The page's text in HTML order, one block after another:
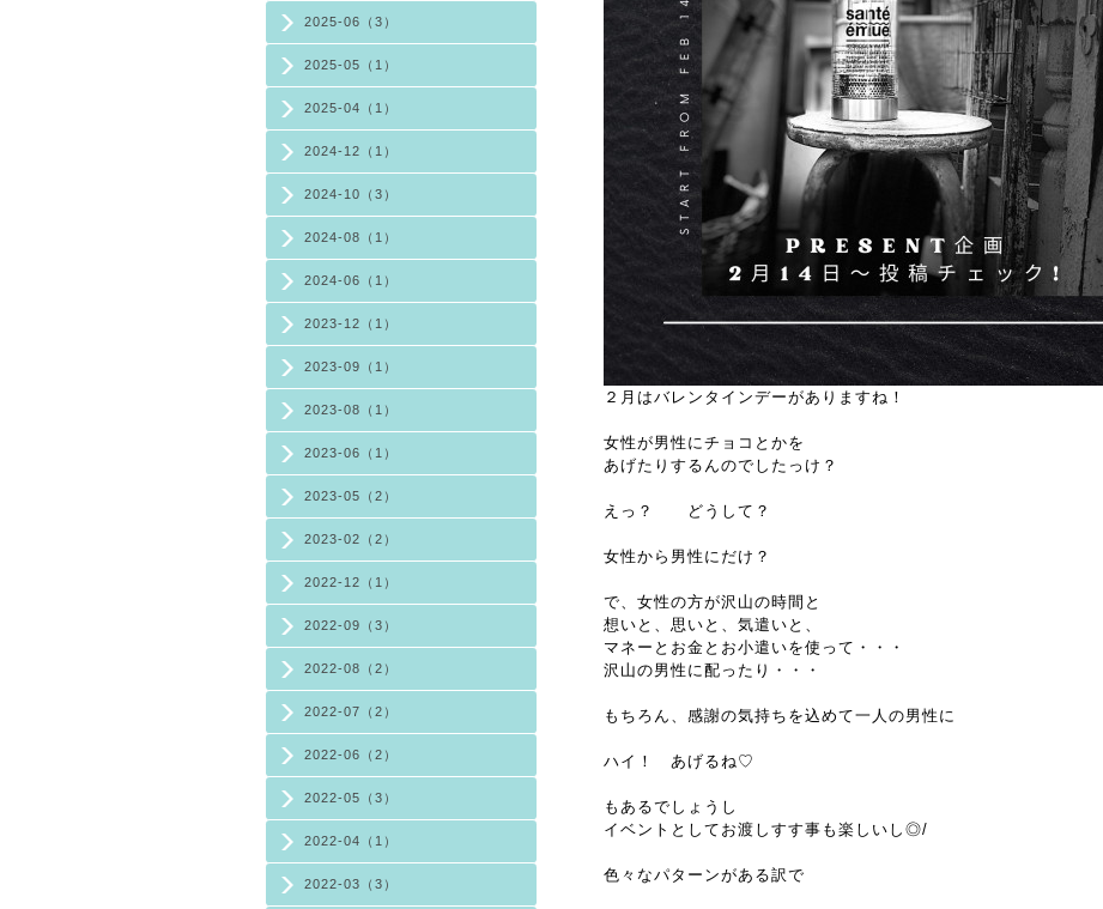
2025-06（3）
2025-05（1）
2025-04（1）
2024-12（1）
2024-10（3）
2024-08（1）
2024-06（1）
2023-12（1）
2023-09（1）
2023-08（1）
2023-06（1）
2023-05（2）
2023-02（2）
2022-12（1）
2022-09（3）
2022-08（2）
2022-07（2）
2022-06（2）
2022-05（3）
2022-04（1）
2022-03（3）
２月はバレンタインデーがありますね！
女性が男性にチョコとかを
あげたりするんのでしたっけ？
えっ？ どうして？
女性から男性にだけ？
で、女性の方が沢山の時間と
想いと、思いと、気遣いと、
マネーとお金とお小遣いを使って・・・
沢山の男性に配ったり・・・
もちろん、感謝の気持ちを込めて一人の男性に
ハイ！ あげるね♡
もあるでしょうし
イベントとしてお渡しすす事も楽しいし◎/
色々なパターンがある訳で